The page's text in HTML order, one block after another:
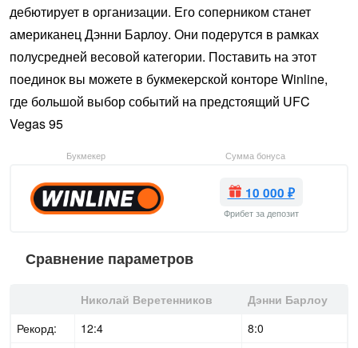
дебютирует в организации. Его соперником станет
американец Дэнни Барлоу. Они подерутся в рамках
полусредней весовой категории. Поставить на этот
поединок вы можете в букмекерской конторе Winline,
где большой выбор событий на предстоящий UFC
Vegas 95
Букмекер Сумма бонуса
10 000 ₽
Фрибет за депозит
Сравнение параметров
Николай Веретенников
Дэнни Барлоу
Рекорд:
12:4
8:0